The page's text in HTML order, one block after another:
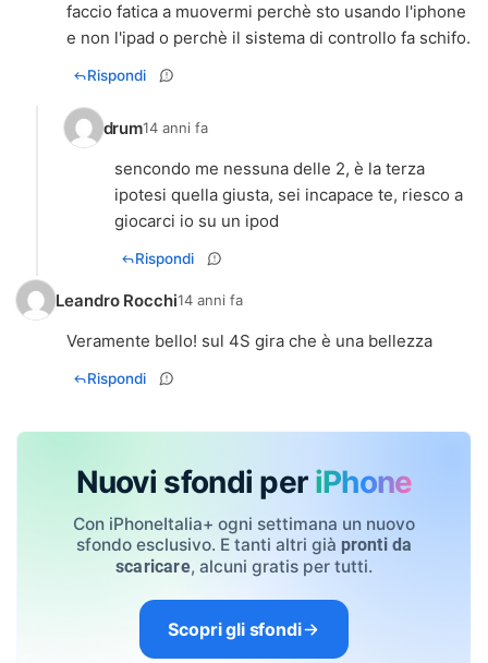
faccio fatica a muovermi perchè sto usando l'iphone
e non l'ipad o perchè il sistema di controllo fa schifo.
Rispondi
drum14 anni fa
sencondo me nessuna delle 2, è la terza
ipotesi quella giusta, sei incapace te, riesco a
giocarci io su un ipod
Rispondi
Leandro Rocchi14 anni fa
Veramente bello! sul 4S gira che è una bellezza
Rispondi
Nuovi sfondi per iPhone
Con iPhoneItalia+ ogni settimana un nuovo
sfondo esclusivo. E tanti altri già pronti da
scaricare, alcuni gratis per tutti.
Scopri gli sfondi